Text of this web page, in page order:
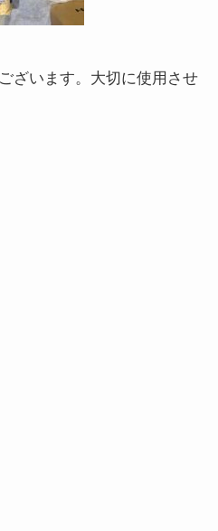
ざいます。大切に使用させ